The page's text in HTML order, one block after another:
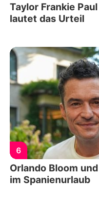
Taylor Frankie
lautet das Urteil
6
Orlando Bloom
im Spanienurlaub